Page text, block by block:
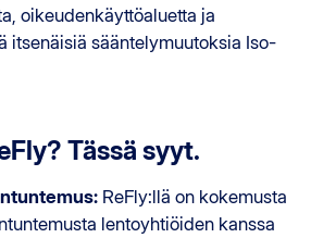
oikeudenkäyttöaluetta ja
itsenäisiä sääntelymuutoksia Iso-
Tässä syyt.
ReFly:llä on kokemusta
lentoyhtiöiden kanssa